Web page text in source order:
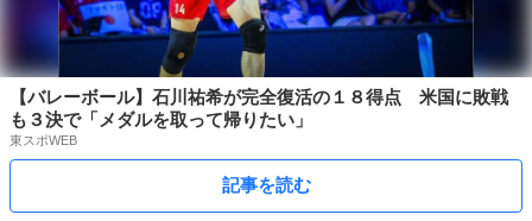
【バレーボール】石川祐希が完全復活の１８得点 米国に敗戦
も３決で「メダルを取って帰りたい」
東スポWEB
記事を読む